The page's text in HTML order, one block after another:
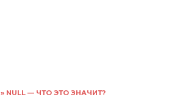
» NULL — ЧТО ЭТО ЗНАЧИТ?